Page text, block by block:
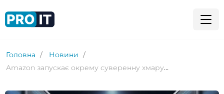
Головна
Новини
Amazon запускає окрему суверенну хмару AWS у Європі